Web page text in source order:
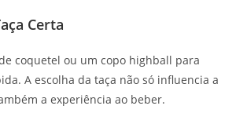
Certa
coquetel ou um copo highball para
A escolha da taça não só influencia a
a experiência ao beber.